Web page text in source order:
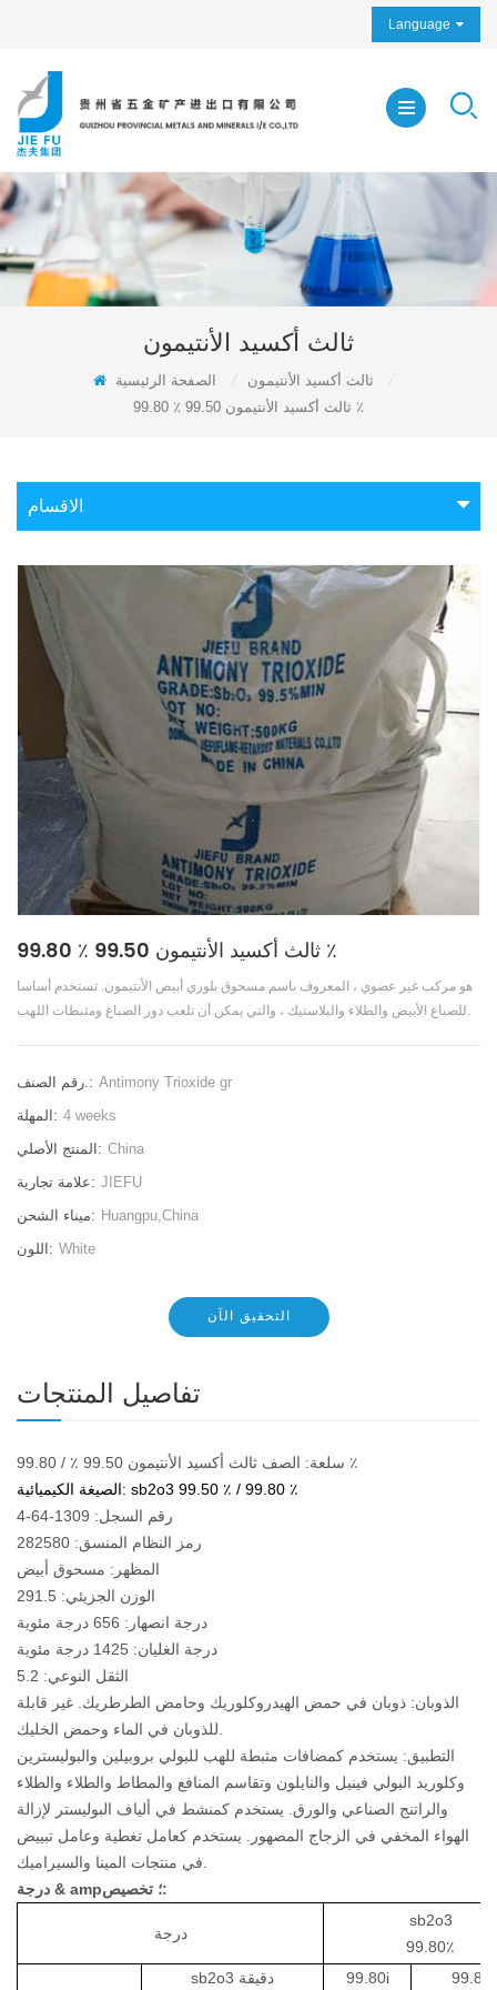
Language
ثالث أكسيد الأنتيمون
الصفحة الرئيسية ثالث أكسيد الأنتيمون
ثالث أكسيد الأنتيمون 99.50 ٪ 99.80 ٪
الاقسام
ثالث أكسيد الأنتيمون 99.50 ٪ 99.80 ٪
هو مركب غير عضوي ، المعروف باسم مسحوق بلوري أبيض الأنتيمون. تستخدم أساسا
رقم الصنف.: Antimony Trioxide gr
المهلة: 4 weeks
المنتج الأصلي: China
علامة تجارية: JIEFU
ميناء الشحن: Huangpu,China
اللون: White
التحقيق الآن
تفاصيل المنتجات
سلعة: الصف ثالث أكسيد الأنتيمون 99.50 ٪ / 99.80 ٪
الصيغة الكيميائية: sb2o3 99.50 ٪ / 99.80 ٪
رقم السجل: 1309-64-4
رمز النظام المنسق: 282580
المظهر: مسحوق أبيض
الوزن الجزيئي: 291.5
درجة انصهار: 656 درجة مئوية
درجة الغليان: 1425 درجة مئوية
الثقل النوعي: 5.2
الذوبان: ذوبان في حمض الهيدروكلوريك وحامض الطرطريك. غير قابلة
التطبيق: يستخدم كمضافات مثبطة للهب للبولي بروبيلين والبوليسترين
وكلوريد البولي فينيل والنايلون وتقاسم المنافع والمطاط والطلاء والطلاء
والراتنج الصناعي والورق. يستخدم كمنشط في ألياف البوليستر لإزالة
الهواء المخفي في الزجاج المصهور. يستخدم كعامل تغطية وعامل تبييض
درجة & amp؛ تخصيص:
درجة
sb2o3
99.80٪
sb2o3 دقيقة
99.80i 99.80ii